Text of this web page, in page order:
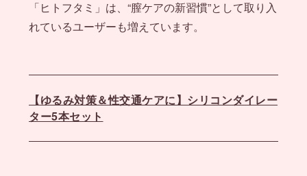
「ヒトフタミ」は、“膣ケアの新習慣”として取り入
れているユーザーも増えています。
【ゆるみ対策＆性交通ケアに】シリコンダイレー
ター5本セット